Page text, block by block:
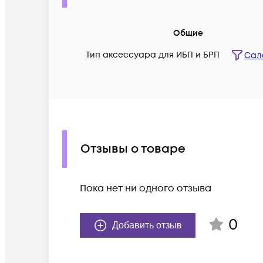
Общие
Тип аксессуара для ИБП и БРП
Отзывы о товаре
Пока нет ни одного отзыва
Добавить отзыв 0